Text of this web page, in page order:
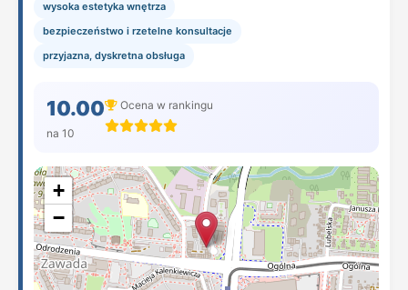
wysoka estetyka wnętrza
bezpieczeństwo i rzetelne konsultacje
przyjazna, dyskretna obsługa
10.00
na 10
Ocena w rankingu
+
−